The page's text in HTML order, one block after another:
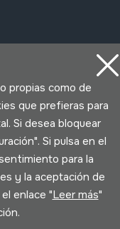
privacidad
propias como de
que prefieras para
Si desea bloquear
Si pulsa en el
para la
y la aceptación de
enlace "Leer más"